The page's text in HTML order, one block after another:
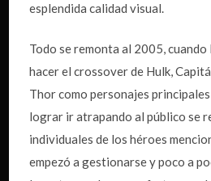
esplendida calidad visual.
Todo se remonta al 2005,
hacer el crossover de Hulk,
Thor como personajes
lograr ir atrapando al público se
individuales de los héroes
empezó a gestionarse y poco a